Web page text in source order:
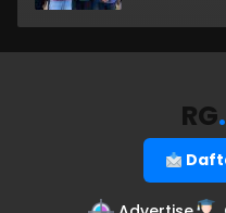
RG